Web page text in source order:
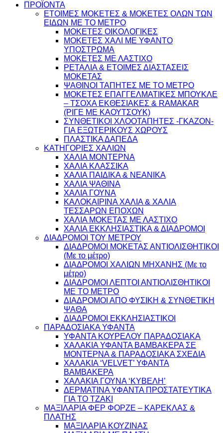
ΠΡΟΪΟΝΤΑ
ΕΤΟΙΜΕΣ ΜΟΚΕΤΕΣ & ΜΟΚΕΤΕΣ ΟΛΩΝ ΤΩΝ
ΕΙΔΩΝ ME TO ΜΕΤΡΟ
ΜΟΚΕΤΕΣ ΟΙΚΟΛΟΓΙΚΕΣ
ΜΟΚΕΤΕΣ ΧΑΛΙ ΜΕ ΥΦΑΝΤΟ
ΥΠΟΣΤΡΩΜΑ
ΜΟΚΕΤΕΣ ΜΕ ΛΑΣΤΙΧΟ
ΡΕΤΑΛΙΑ & ΕΤΟΙΜΕΣ ΔΙΑΣΤΑΣΕΙΣ
ΜΟΚΕΤΑΣ
ΨΑΘINΟΙ ΤΑΠΗΤΕΣ ΜΕ ΤΟ ΜΕΤΡΟ
ΜΟΚΕΤΕΣ ΕΠΑΓΓΕΛΜΑΤΙΚΕΣ ΜΠΟΥΚΛΕ
– ΤΣΟΧΑ ΕΚΘΕΣΙΑΚΕΣ & RAMAKAR
(ΡΙΓΕ ΜΕ ΚΑΟΥΤΣΟΥΚ)
ΣΥΝΘΕΤΙΚΟΙ ΧΛΟΟΤΑΠΗΤΕΣ -ΓΚΑΖΟΝ-
ΓΙΑ ΕΞΩΤΕΡΙΚΟΥΣ ΧΩΡΟΥΣ
ΠΛΑΣΤΙΚΑ ΔΑΠΕΔΑ
ΚΑΤΗΓΟΡΙΕΣ ΧΑΛΙΩΝ
ΧΑΛΙΑ ΜΟΝΤΕΡΝΑ
ΧΑΛΙΑ ΚΛΑΣΣΙΚΑ
ΧΑΛΙΑ ΠΑΙΔΙΚΑ & ΝΕΑΝΙΚΑ
ΧΑΛΙΑ ΨΑΘΙΝΑ
ΧΑΛΙΑ ΓΟΥΝΑ
ΚΑΛΟΚΑΙΡΙΝΑ ΧΑΛΙΑ & ΧΑΛΙΑ
ΤΕΣΣΑΡΩΝ ΕΠΟΧΩΝ
ΧΑΛΙΑ ΜΟΚΕΤΑΣ ΜΕ ΛΑΣΤΙΧΟ
ΧΑΛΙΑ ΕΚΚΛΗΣΙΑΣΤΙΚΑ & ΔΙΑΔΡΟΜΟΙ
ΔΙΑΔΡΟΜΟΙ ΤΟΥ ΜΕΤΡΟΥ
ΔΙΑΔΡΟΜΟΙ ΜΟΚΕΤΑΣ ΑΝΤΙΟΛΙΣΘΗΤΙΚΟΙ
(Με το μέτρο)
ΔΙΑΔΡΟΜΟΙ ΧΑΛΙΩΝ ΜΗΧΑΝΗΣ (Με το
μέτρο)
ΔΙΑΔΡΟΜΟΙ ΛΕΠΤΟΙ ΑΝΤΙΟΛΙΣΘΗΤΙΚΟΙ
ΜΕ ΤΟ ΜΕΤΡΟ
ΔΙΑΔΡΟΜΟΙ ΑΠΟ ΦΥΣΙΚΗ & ΣΥΝΘΕΤΙΚΗ
ΨΑΘΑ
ΔΙΑΔΡΟΜΟΙ ΕΚΚΛΗΣΙΑΣΤΙΚΟΙ
ΠΑΡΑΔΟΣΙΑΚΑ ΥΦΑΝΤΑ
ΥΦΑΝΤΑ ΚΟΥΡΕΛΟΥ ΠΑΡΑΔΟΣΙΑΚΑ
ΧΑΛΑΚΙΑ ΥΦΑΝΤΑ ΒΑΜΒΑΚΕΡΑ ΣΕ
ΜΟΝΤΕΡΝΑ & ΠΑΡΑΔΟΣΙΑΚΑ ΣΧΕΔΙΑ
ΧΑΛΑΚΙΑ ‘VELVET’ ΥΦΑΝΤΑ
ΒΑΜΒΑΚΕΡΑ
ΧΑΛΑΚΙΑ ΓΟΥΝΑ ‘ΚΥΒΕΛΗ’
ΔΕΡΜΑΤΙΝΑ ΥΦΑΝΤΑ ΠΡΟΣΤΑΤΕΥΤΙΚΑ
ΓΙΑ ΤΟ ΤΖΑΚΙ
ΜΑΞΙΛΑΡΙΑ ΦΕΡ ΦΟΡΖΕ – ΚΑΡΕΚΛΑΣ &
ΠΛΑΤΗΣ
ΜΑΞΙΛΑΡΙΑ ΚΟΥΖΙΝΑΣ